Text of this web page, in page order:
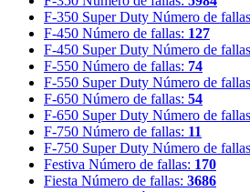
F-350 Super Duty Número de
F-450 Número de fallas: 127
F-450 Super Duty Número de
F-550 Número de fallas: 74
F-550 Super Duty Número de
F-650 Número de fallas: 54
F-650 Super Duty Número de
F-750 Número de fallas: 11
F-750 Super Duty Número de
Festiva Número de fallas: 170
Fiesta Número de fallas: 3686